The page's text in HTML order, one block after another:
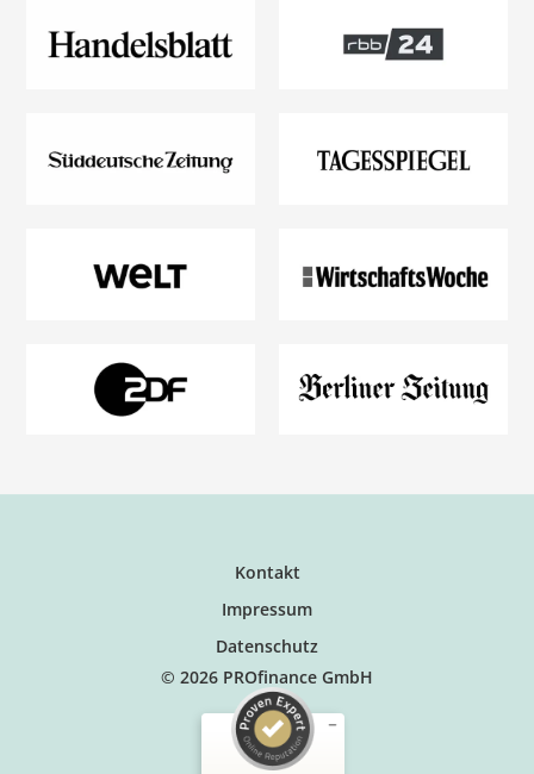
Kontakt
Impressum
Datenschutz
© 2026 PROfinance GmbH